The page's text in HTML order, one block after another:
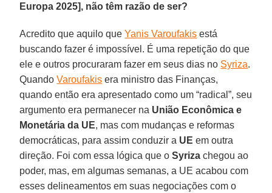
Europa 2025], não têm razão de ser?
Acredito que aquilo queYanis Varoufakis está
buscando fazer é impossível. É uma repetição do que
ele e outros procuraram fazer em seus dias no Syriza.
QuandoVaroufakis era ministro das Finanças,
quando então era apresentado como um “radical”, seu
argumento era permanecer na União Econômica e
Monetária da UE, mas com mudanças e reformas
democráticas, para assim conduzir a UE em outra
direção. Foi com essa lógica que oSyriza chegou ao
poder, mas, em algumas semanas, a UE acabou com
esses delineamentos em suas negociações com o